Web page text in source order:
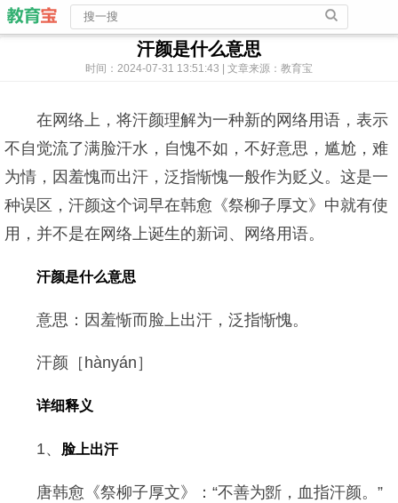
汗颜是什么意思
时间：2024-07-31 13:51:43 | 文章来源：教育宝
在网络上，将汗颜理解为一种新的网络用语，表示
不自觉流了满脸汗水，自愧不如，不好意思，尴尬，难
为情，因羞愧而出汗，泛指惭愧一般作为贬义。这是一
种误区，汗颜这个词早在韩愈《祭柳子厚文》中就有使
用，并不是在网络上诞生的新词、网络用语。
汗颜是什么意思
意思：因羞惭而脸上出汗，泛指惭愧。
汗颜［hànyán］
详细释义
1、 脸上出汗
唐韩愈《祭柳子厚文》：“不善为斵，血指汗颜。”